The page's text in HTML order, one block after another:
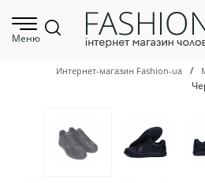
Меню
Интернет-магазин Fashion-ua /